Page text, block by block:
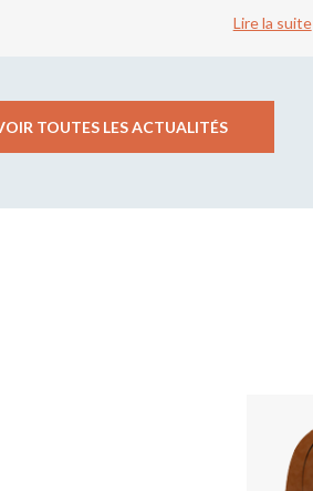
Lire la suite
TOUTES LES ACTUALITÉS